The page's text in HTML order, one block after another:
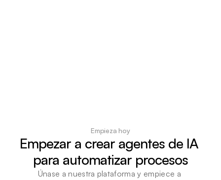
Empieza hoy
Empezar a crear agentes de IA
para automatizar procesos
Únase a nuestra plataforma y empiece a